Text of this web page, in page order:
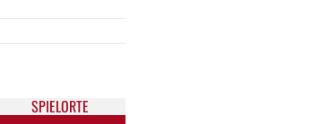
SPIELORTE